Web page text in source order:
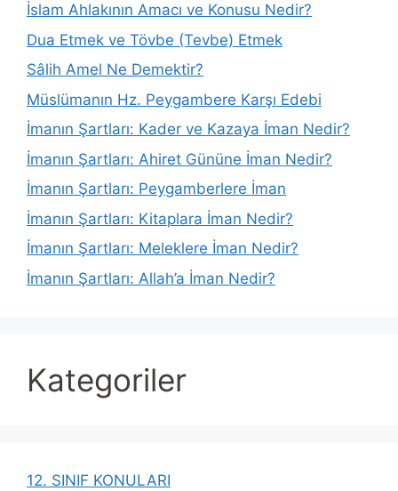
İslam Ahlakının Amacı ve Konusu Nedir?
Dua Etmek ve Tövbe (Tevbe) Etmek
Sâlih Amel Ne Demektir?
Müslümanın Hz. Peygambere Karşı Edebi
İmanın Şartları: Kader ve Kazaya İman Nedir?
İmanın Şartları: Ahiret Gününe İman Nedir?
İmanın Şartları: Peygamberlere İman
İmanın Şartları: Kitaplara İman Nedir?
İmanın Şartları: Meleklere İman Nedir?
İmanın Şartları: Allah’a İman Nedir?
Kategoriler
12. SINIF KONULARI